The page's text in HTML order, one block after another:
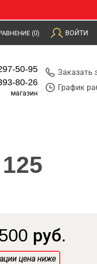
(0) ВОЙТИ
50-95
80-26
магазин
Заказать
График
руб.
цена ниже